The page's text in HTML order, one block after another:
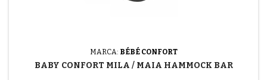
MARCA: BÉBÉ CONFORT
BABY CONFORT MILA / MAIA HAMMOCK BAR